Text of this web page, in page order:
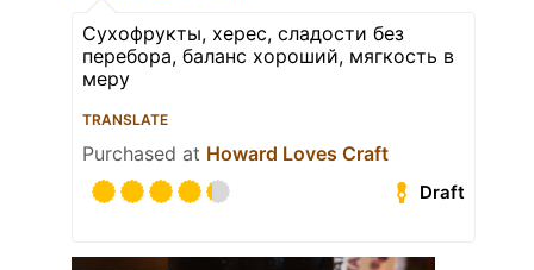
Сухофрукты, херес, сладости без
перебора, баланс хороший, мягкость в
меру
TRANSLATE
Purchased at Howard Loves Craft
Draft